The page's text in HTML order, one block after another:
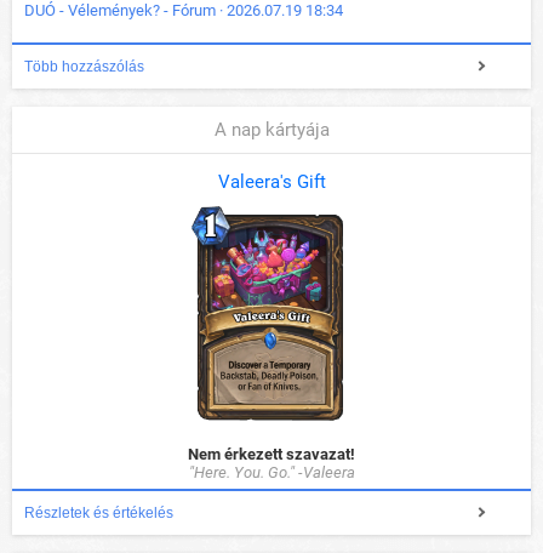
DUÓ - Vélemények? - Fórum · 2026.07.19 18:34
Több hozzászólás
A nap kártyája
Valeera's Gift
Nem érkezett szavazat!
"Here. You. Go." -Valeera
Részletek és értékelés